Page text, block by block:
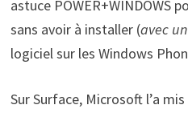
astuce POWER+WINDOWS
sans avoir à installer (avec
logiciel sur les Windows
Sur Surface, Microsoft l’a